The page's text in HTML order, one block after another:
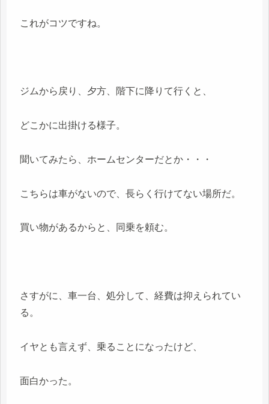
これがコツですね。
ジムから戻り、夕方、階下に降りて行くと、
どこかに出掛ける様子。
聞いてみたら、ホームセンターだとか・・・
こちらは車がないので、長らく行けてない場所だ。
買い物があるからと、同乗を頼む。
さすがに、車一台、処分して、経費は抑えられてい
る。
イヤとも言えず、乗ることになったけど、
面白かった。